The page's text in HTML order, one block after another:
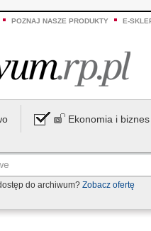
POZNAJ NASZE PRODUKTY E-
Ekonomia i biznes
do archiwum? Zobacz ofertę